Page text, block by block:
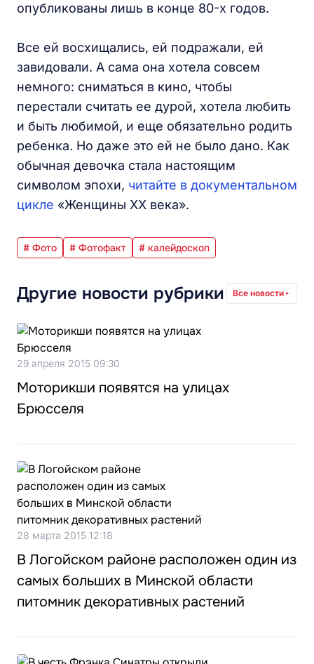
опубликованы лишь в конце 80-х годов.
Все ей восхищались, ей подражали, ей
завидовали. А сама она хотела совсем
немного: сниматься в кино, чтобы
перестали считать ее дурой, хотела любить
и быть любимой, и еще обязательно родить
ребенка. Но даже это ей не было дано. Как
обычная девочка стала настоящим
символом эпохи, читайте в документальном
цикле «Женщины XX века».
# Фото # Фотофакт # калейдоскоп
Другие новости рубрики Все новости
29 апреля 2015 09:30
Моторикши появятся на улицах
Брюсселя
28 марта 2015 12:18
В Логойском районе расположен один из
самых больших в Минской области
питомник декоративных растений